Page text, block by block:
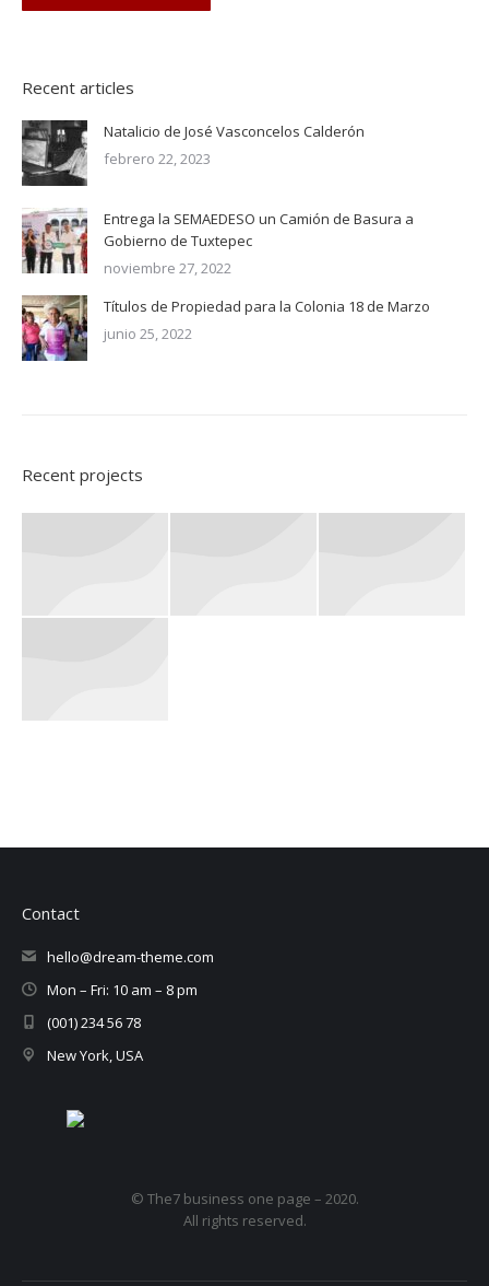
Recent articles
Natalicio de José Vasconcelos Calderón
febrero 22, 2023
Entrega la SEMAEDESO un Camión de Basura a
Gobierno de Tuxtepec
noviembre 27, 2022
Títulos de Propiedad para la Colonia 18 de Marzo
junio 25, 2022
Recent projects
Contact
hello@dream-theme.com
Mon – Fri: 10 am – 8 pm
(001) 234 56 78
New York, USA
© The7 business one page – 2020.
All rights reserved.